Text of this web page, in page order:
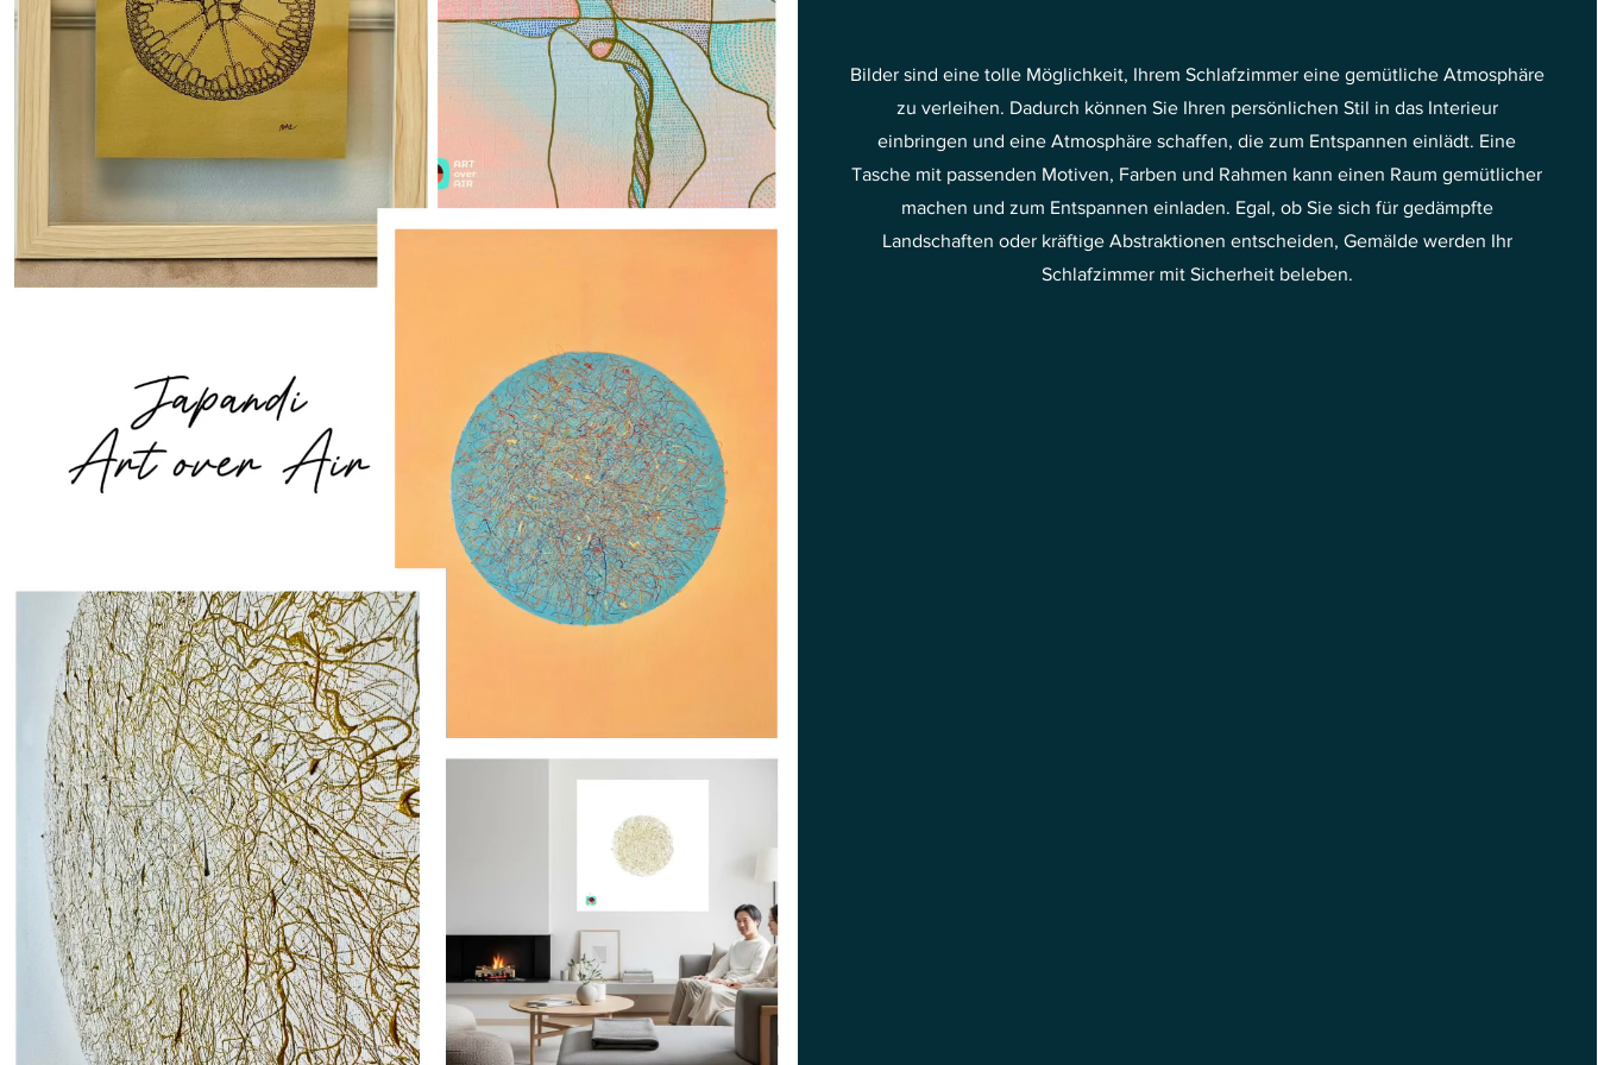
Bilder sind eine tolle Möglichkeit, Ihrem Schlafzimmer eine gemütliche Atmosphäre
zu verleihen. Dadurch können Sie Ihren persönlichen Stil in das Interieur
einbringen und eine Atmosphäre schaffen, die zum Entspannen einlädt. Eine
Tasche mit passenden Motiven, Farben und Rahmen kann einen Raum gemütlicher
machen und zum Entspannen einladen. Egal, ob Sie sich für gedämpfte
Landschaften oder kräftige Abstraktionen entscheiden, Gemälde werden Ihr
Schlafzimmer mit Sicherheit beleben.